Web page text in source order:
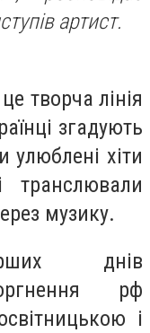
артист.
творча лінія
згадують
улюблені хіти
транслювали
музику.
днів
рф
і